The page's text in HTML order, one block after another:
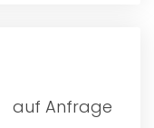
auf Anfrage